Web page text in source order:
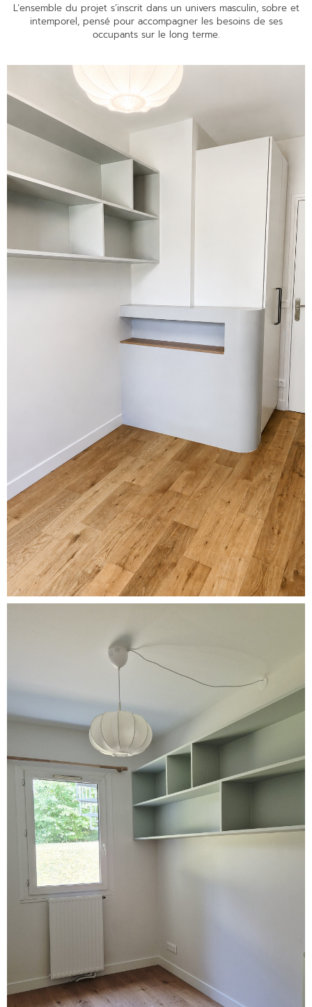
L’ensemble du projet s’inscrit dans un univers masculin, sobre et
intemporel, pensé pour accompagner les besoins de ses
occupants sur le long terme.